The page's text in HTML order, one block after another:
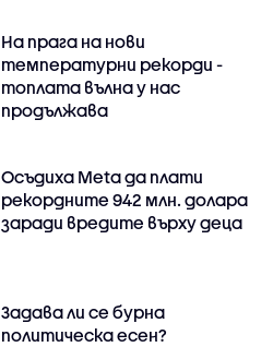
На прага на нови
температурни рекорди -
топлата вълна у нас
продължава
Осъдиха Meta да плати
рекордните 942 млн. долара
заради вредите върху деца
Задава ли се бурна
политическа есен?